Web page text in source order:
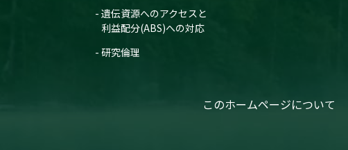
遺伝資源へのアクセスと
利益配分(ABS)への対応
研究倫理
このホームページについて